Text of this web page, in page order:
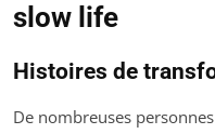
slow life
Histoires de
De nombreuses